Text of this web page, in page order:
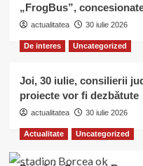
„FrogBus”,
actualitatea 30 iulie 2026
De interes Uncategorized
Joi, 30 iulie, consilierii
proiecte vor fi dezbătute
actualitatea 30 iulie 2026
Actualitate Uncategorized